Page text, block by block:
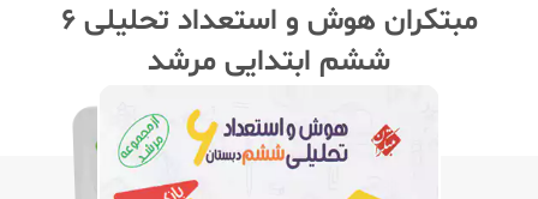
مبتکران هوش و استعداد تحلیلی 6
ششم ابتدایی مرشد